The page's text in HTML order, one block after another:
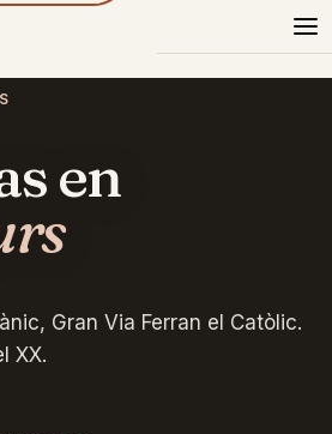
en
Gran Via Ferran el Catòlic.
XX.